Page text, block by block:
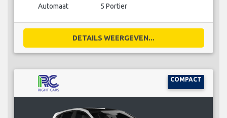
Automaat 5 Portier
DETAILS WEERGEVEN...
COMPACT